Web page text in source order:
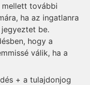
további
ha az ingatlanra
be.
hogy a
válik, ha a
+ a tulajdonjog